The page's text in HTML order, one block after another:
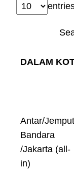
DALAM
Antar/Jemput
Bandara
/Jakarta (all-
in)